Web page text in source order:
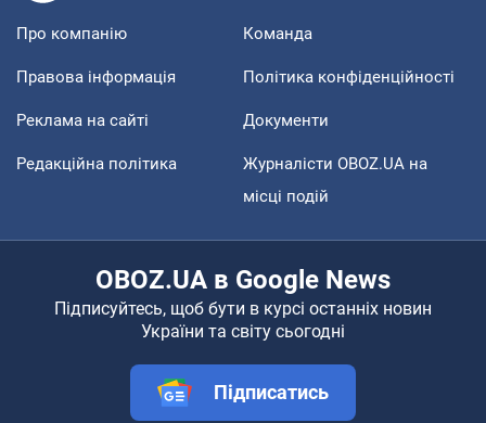
Про компанію Команда
Правова інформація Політика конфіденційності
Реклама на сайті Документи
Редакційна політика
Журналісти OBOZ.UA на
місці подій
OBOZ.UA в Google News
Підписуйтесь, щоб бути в курсі останніх новин
України та світу сьогодні
Підписатись